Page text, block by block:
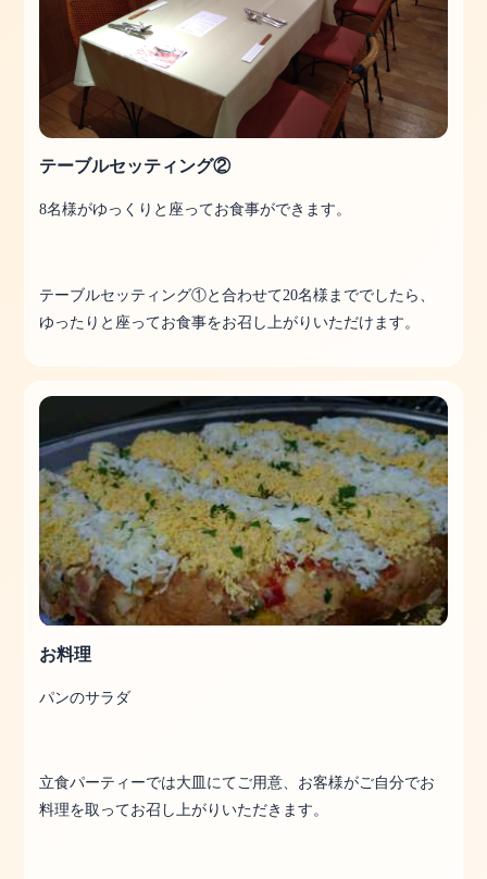
テーブルセッティング②
8名様がゆっくりと座ってお食事ができます。
テーブルセッティング①と合わせて20名様まででしたら、
ゆったりと座ってお食事をお召し上がりいただけます。
お料理
パンのサラダ
立食パーティーでは大皿にてご用意、お客様がご自分でお
料理を取ってお召し上がりいただきます。